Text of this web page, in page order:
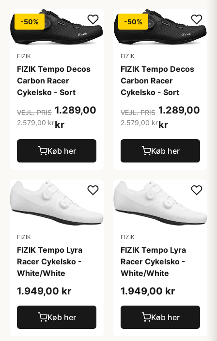
-50%
FIZIK
FIZIK Tempo Decos
Carbon Racer
Cykelsko - Sort
VEJL. PRIS
2.579,00 kr
1.289,00
kr
Køb her
-50%
FIZIK
FIZIK Tempo Decos
Carbon Racer
Cykelsko - Sort
VEJL. PRIS
2.579,00 kr
1.289,00
kr
Køb her
FIZIK
FIZIK Tempo Lyra
Racer Cykelsko -
White/White
1.949,00 kr
Køb her
FIZIK
FIZIK Tempo Lyra
Racer Cykelsko -
White/White
1.949,00 kr
Køb her